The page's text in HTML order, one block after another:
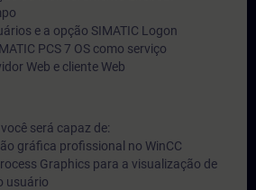
e a opção SIMATIC Logon
PCS 7 OS como serviço
Web e cliente Web
será capaz de:
gráfica profissional no WinCC
Graphics para a visualização de
usuário